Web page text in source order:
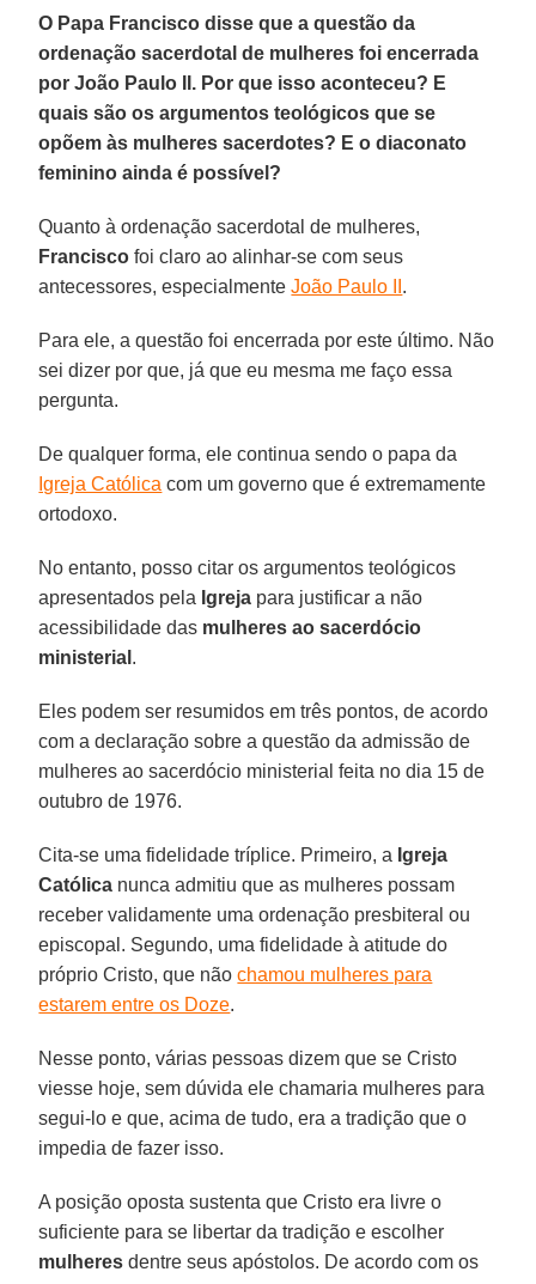
O Papa Francisco disse que a questão da
ordenação sacerdotal de mulheres foi encerrada
por João Paulo II. Por que isso aconteceu? E
quais são os argumentos teológicos que se
opõem às mulheres sacerdotes? E o diaconato
feminino ainda é possível?
Quanto à ordenação sacerdotal de mulheres,
Francisco foi claro ao alinhar-se com seus
antecessores, especialmenteJoão Paulo II .
Para ele, a questão foi encerrada por este último. Não
sei dizer por que, já que eu mesma me faço essa
pergunta.
De qualquer forma, ele continua sendo o papa da
Igreja Católica com um governo que é extremamente
ortodoxo.
No entanto, posso citar os argumentos teológicos
apresentados pela Igreja para justificar a não
acessibilidade das mulheres ao sacerdócio
ministerial .
Eles podem ser resumidos em três pontos, de acordo
com a declaração sobre a questão da admissão de
mulheres ao sacerdócio ministerial feita no dia 15 de
outubro de 1976.
Cita-se uma fidelidade tríplice. Primeiro, a Igreja
Católica nunca admitiu que as mulheres possam
receber validamente uma ordenação presbiteral ou
episcopal. Segundo, uma fidelidade à atitude do
próprio Cristo, que nãochamou mulheres para
estarem entre os Doze.
Nesse ponto, várias pessoas dizem que se Cristo
viesse hoje, sem dúvida ele chamaria mulheres para
segui-lo e que, acima de tudo, era a tradição que o
impedia de fazer isso.
A posição oposta sustenta que Cristo era livre o
suficiente para se libertar da tradição e escolher
mulheres dentre seus apóstolos. De acordo com os